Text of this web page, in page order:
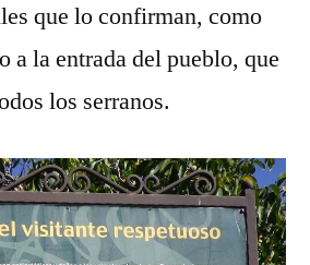
que lo confirman, como
a la entrada del pueblo, que
los serranos.